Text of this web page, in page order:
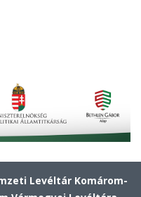
Levéltár Komárom-